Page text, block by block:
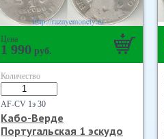
Цена
1 990 руб.
Количество
AF-CV 1э 30
Кабо-Верде
Португальская 1 эскудо